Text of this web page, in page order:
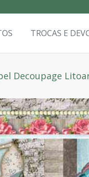
TROCAS E
Decoupage